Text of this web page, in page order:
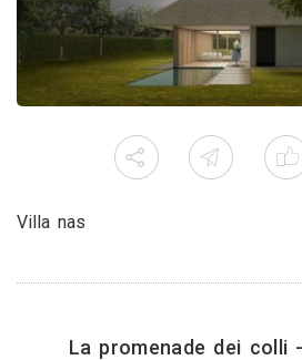
Villa nas
La promenade dei colli